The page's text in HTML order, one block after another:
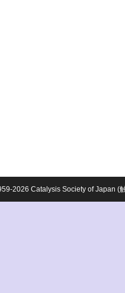
2026 Catalysis Society of Japan (